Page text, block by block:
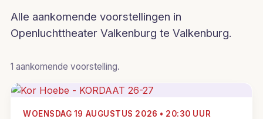
Alle aankomende voorstellingen in
Openluchttheater Valkenburg te Valkenburg.
1 aankomende voorstelling.
WOENSDAG 19 AUGUSTUS 2026 • 20:30 UUR